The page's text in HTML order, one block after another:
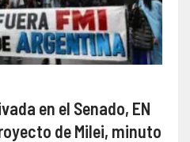
en el Senado, EN
de Milei, minuto